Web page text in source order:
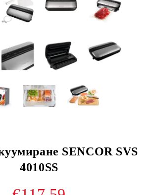
SENCOR SVS
4010SS